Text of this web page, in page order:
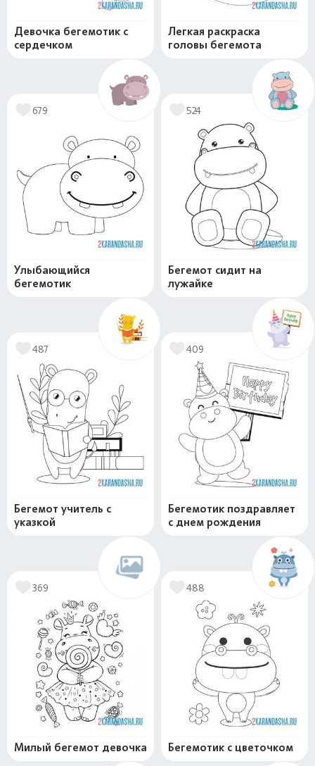
Девочка бегемотик с
сердечком
Легкая раскраска
головы бегемота
679
Улыбающийся
бегемотик
524
Бегемот сидит на
лужайке
487
Бегемот учитель с
указкой
409
Бегемотик поздравляет
с днем рождения
369
Милый бегемот девочка
488
Бегемотик с цветочком